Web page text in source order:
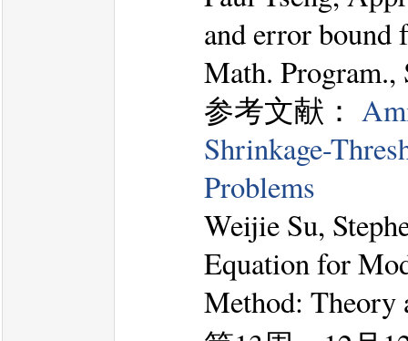
and error bound
Math. Program.,
参考文献：
Shrinkage-
Problems
Weijie Su,
Equation for
Method: Theory